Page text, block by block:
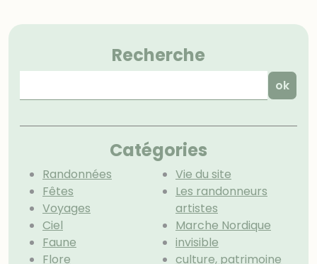
Recherche
Catégories
Randonnées
Fêtes
Voyages
Ciel
Faune
Flore
Vie du site
Les randonneurs
artistes
Marche Nordique
invisible
culture, patrimoine